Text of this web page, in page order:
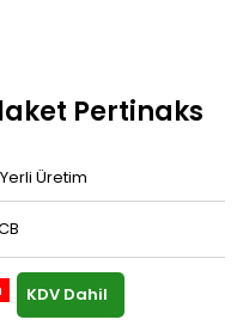
Pertinaks
Yerli Üretim
KDV Dahil